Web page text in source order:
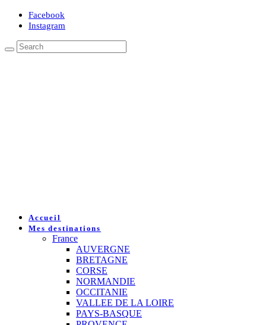
Facebook
Instagram
Accueil
Mes destinations
France
AUVERGNE
BRETAGNE
CORSE
NORMANDIE
OCCITANIE
VALLEE DE LA LOIRE
PAYS-BASQUE